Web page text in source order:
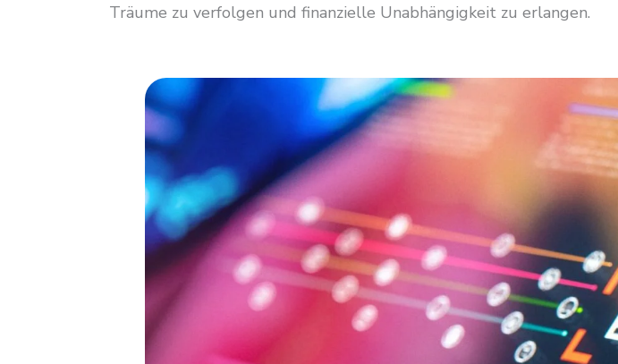
Träume zu verfolgen und finanzielle Unabhängigkeit zu erlangen.